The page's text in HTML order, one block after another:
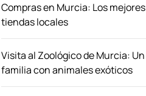
Compras en Murcia: Los
tiendas locales
Visita al Zoológico de Murcia:
familia con animales exóticos